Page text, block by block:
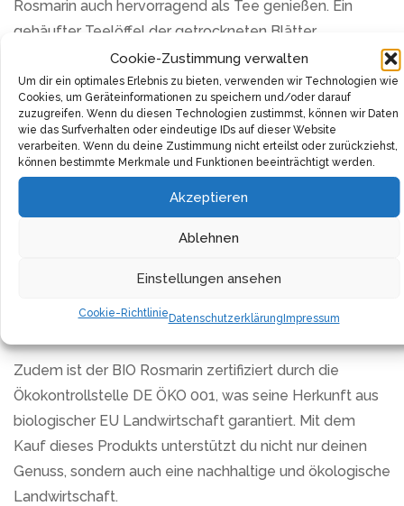
Cookie-Zustimmung verwalten
Um dir ein optimales Erlebnis zu bieten, verwenden wir Technologien wie
Cookies, um Geräteinformationen zu speichern und/oder darauf
zuzugreifen. Wenn du diesen Technologien zustimmst, können wir Daten
wie das Surfverhalten oder eindeutige IDs auf dieser Website
verarbeiten. Wenn du deine Zustimmung nicht erteilst oder zurückziehst,
können bestimmte Merkmale und Funktionen beeinträchtigt werden.
Akzeptieren
Ablehnen
Einstellungen ansehen
Cookie-RichtlinieDatenschutzerklärung Impressum
Rosmarin auch hervorragend als Tee genießen. Ein
gehäufter Teelöffel der getrockneten Blätter,
aufgegossen mit 250 ml heißem Wasser, entfaltet nach
acht bis zehn Minuten Ziehzeit ein vollmundiges Aroma.
Nach dem Absieben ist der Tee bereit, dich in die Welt
des mediterranen Genusses zu entführen.
Die Qualität und Naturreinheit stehen bei diesem
Produkt im Vordergrund. Es handelt sich um ein
praktischen Aroma-Verschlussbeutel, bleibt der
Küche zum Einsatz kommt.
Zudem ist der BIO Rosmarin zertifiziert durch die
Ökokontrollstelle DE ÖKO 001, was seine Herkunft aus
biologischer EU Landwirtschaft garantiert. Mit dem
Kauf dieses Produkts unterstützt du nicht nur deinen
Genuss, sondern auch eine nachhaltige und ökologische
Landwirtschaft.